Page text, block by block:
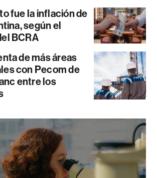
fue la inflación de
según el
BCRA
de más áreas
con Pecom de
entre los